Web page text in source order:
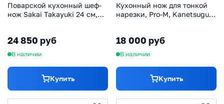
Поварской кухонный шеф-
нож Sakai Takayuki 24 см,
махагон
24 850 руб
В наличии
Купить
Кухонный нож для тонкой
нарезки, Pro-M, Kanetsugu,
18 000 руб
В наличии
Купить